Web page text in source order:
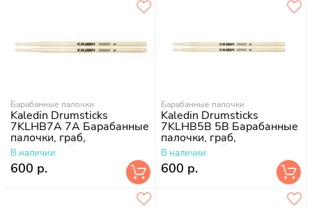
Барабанные палочки
Kaledin Drumsticks
7KLHB7A 7A Барабанные
палочки, граб,
деревянный наконечник
В наличии
600 р.
Барабанные палочки
Kaledin Drumsticks
7KLHB5B 5B Барабанные
палочки, граб,
деревянный наконечник
В наличии
600 р.